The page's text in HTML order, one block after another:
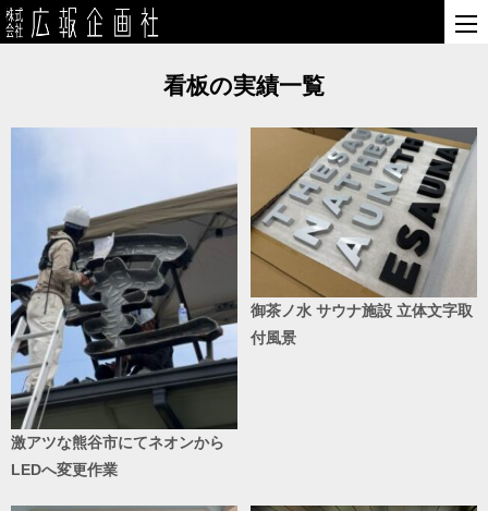
看板の実績一覧
激アツな熊谷市にてネオンから
LEDへ変更作業
御茶ノ水 サウナ施設 立体文字取
付風景